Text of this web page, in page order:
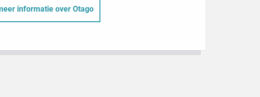
informatie over Otago